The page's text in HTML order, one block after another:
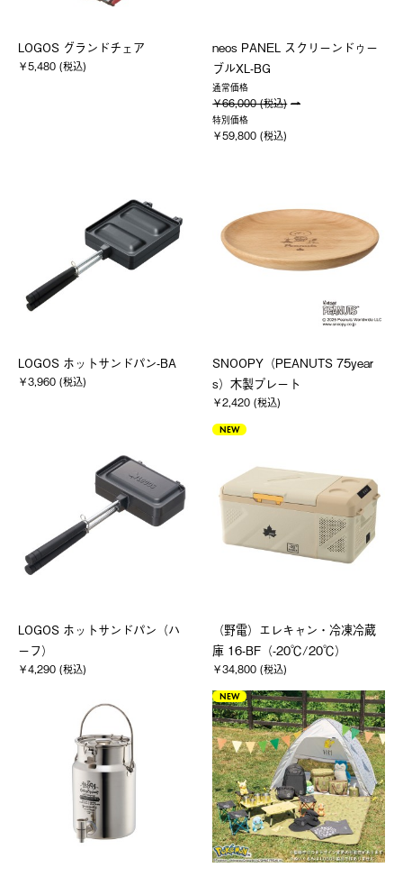
LOGOS グランドチェア
￥5,480 (税込)
neos PANEL スクリーンドゥー
ブルXL-BG
通常価格
￥66,000 (税込)
特別価格
￥59,800 (税込)
LOGOS ホットサンドパン-BA
￥3,960 (税込)
SNOOPY（PEANUTS 75year
s）木製プレート
￥2,420 (税込)
LOGOS ホットサンドパン（ハ
ーフ）
￥4,290 (税込)
NEW
（野電）エレキャン・冷凍冷蔵
庫 16-BF（-20℃/20℃）
￥34,800 (税込)
NEW